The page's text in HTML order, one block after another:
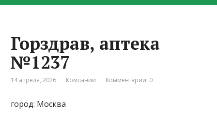
Горздрав, аптека
№1237
14 апреля, 2026 Компании Комментарии: 0
город: Москва